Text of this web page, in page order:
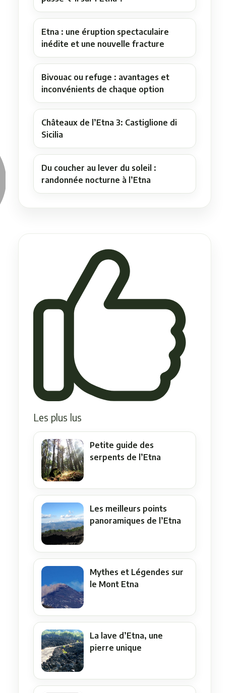
Etna : une éruption spectaculaire
inédite et une nouvelle fracture
Bivouac ou refuge : avantages et
inconvénients de chaque option
Châteaux de l’Etna 3: Castiglione di
Sicilia
Du coucher au lever du soleil :
randonnée nocturne à l’Etna
Les plus lus
Petite guide des
serpents de l’Etna
Les meilleurs points
panoramiques de l’Etna
Mythes et Légendes sur
le Mont Etna
La lave d’Etna, une
pierre unique